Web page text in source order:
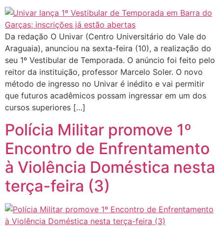
Da redação O Univar (Centro Universitário do Vale do
Araguaia), anunciou na sexta-feira (10), a realização do
seu 1º Vestibular de Temporada. O anúncio foi feito pelo
reitor da instituição, professor Marcelo Soler. O novo
método de ingresso no Univar é inédito e vai permitir
que futuros acadêmicos possam ingressar em um dos
cursos superiores […]
Polícia Militar promove 1º
Encontro de Enfrentamento
à Violência Doméstica nesta
terça-feira (3)